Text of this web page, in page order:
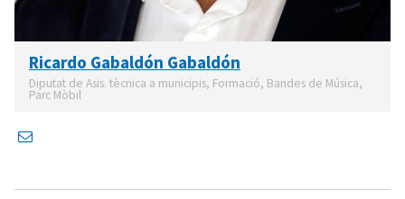
Ricardo Gabaldón Gabaldón
Diputat de Asis. tècnica a municipis, Formació, Bandes de Música,
Parc Mòbil